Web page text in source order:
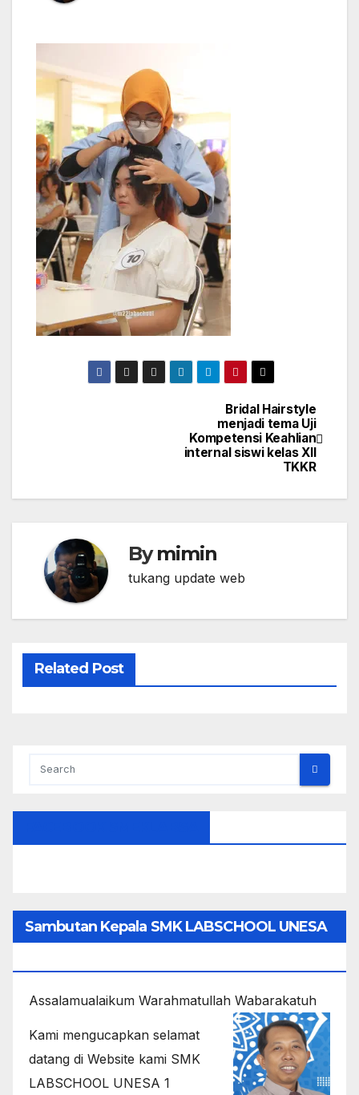
Bridal Hairstyle
menjadi tema Uji
Kompetensi Keahlian
internal siswi kelas XII
TKKR
Bymimin
tukang update web
Related Post
Sambutan Kepala SMK LABSCHOOL UNESA
Assalamualaikum Warahmatullah Wabarakatuh
Kami mengucapkan selamat
datang di Website kami SMK
LABSCHOOL UNESA 1